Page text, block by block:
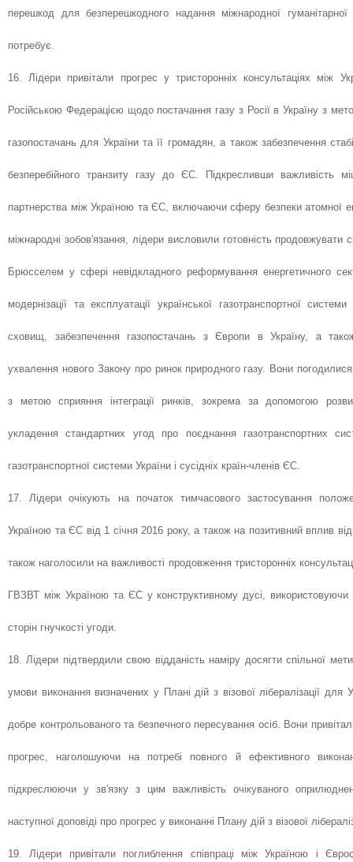
перешкод для безперешкодного надання міжнародної
потребує.
16. Лідери привітали прогрес у тристоронніх консультаціях між
Російською Федерацією щодо постачання газу з Росії в Україну з
газопостачань для України та її громадян, а також забезпечення
безперебійного транзиту газу до ЄС. Підкресливши важливість
партнерства між Україною та ЄС, включаючи сферу безпеки атомної
міжнародні зобов'язання, лідери висловили готовність продовжувати
Брюсселем у сфері невідкладного реформування енергетичного
модернізації та експлуатації української газотранспортної
сховищ, забезпечення газопостачань з Європи в Україну, а
ухвалення нового Закону про ринок природного газу. Вони
з метою сприяння інтеграції ринків, зокрема за допомогою
укладення стандартних угод про поєднання газотранспортних
газотранспортної системи України і сусідніх країн-членів ЄС.
17. Лідери очікують на початок тимчасового застосування
Україною та ЄС від 1 січня 2016 року, а також на позитивний вплив від
також наголосили на важливості продовження тристоронніх
ГВЗВТ між Україною та ЄС у конструктивному дусі, використовуючи
сторін гнучкості угоди.
18. Лідери підтвердили свою відданість наміру досягти спільної
умови виконання визначених у Плані дій з візової лібералізації для
добре контрольованого та безпечного пересування осіб. Вони
прогрес, наголошуючи на потребі повного й ефективного
підкреслюючи у зв'язку з цим важливість очікуваного
наступної доповіді про прогрес у виконанні Плану дій з візової
19. Лідери привітали поглиблення співпраці між Україною і